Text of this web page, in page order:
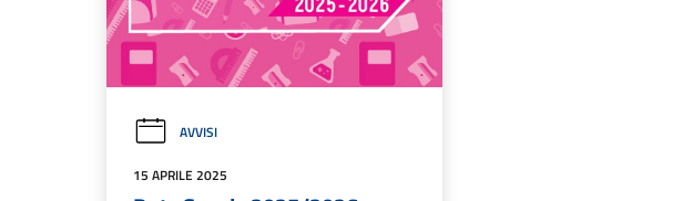
AVVISI
15 APRILE 2025